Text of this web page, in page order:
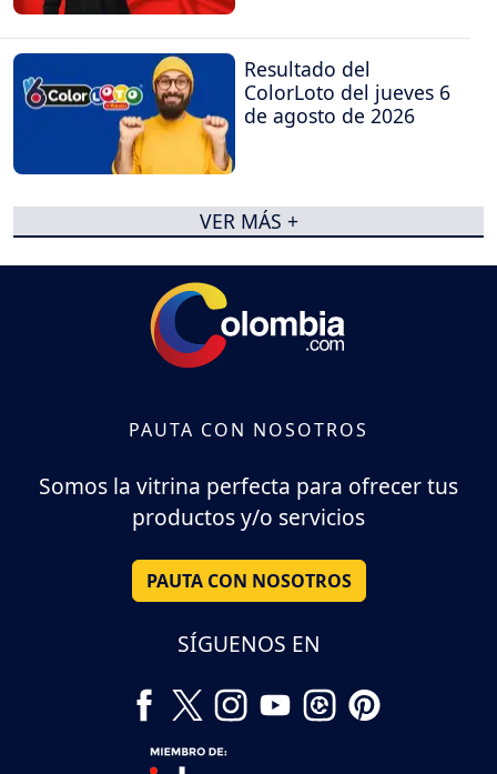
Resultado del
ColorLoto del jueves 6
de agosto de 2026
VER MÁS +
PAUTA CON NOSOTROS
Somos la vitrina perfecta para ofrecer tus
productos y/o servicios
PAUTA CON NOSOTROS
SÍGUENOS EN